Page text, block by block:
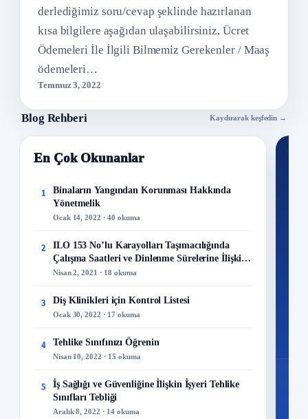
derlediğimiz soru/cevap şeklinde hazırlanan
kısa bilgilere aşağıdan ulaşabilirsiniz. Ücret
Ödemeleri İle İlgili Bilmemiz Gerekenler / Maaş
ödemeleri…
Temmuz 3, 2022
Blog Rehberi Kaydırarak keşfedin →
En Çok Okunanlar
1
Binaların Yangından Korunması Hakkında
Yönetmelik
Ocak 14, 2022 · 40 okuma
2
ILO 153 No’lu Karayolları Taşımacılığında
Çalışma Saatleri ve Dinlenme Sürelerine İlişkin
Sözleşme
Nisan 2, 2021 · 18 okuma
3 Diş Klinikleri için Kontrol Listesi
Ocak 30, 2022 · 17 okuma
4 Tehlike Sınıfınızı Öğrenin
Nisan 10, 2022 · 15 okuma
5
İş Sağlığı ve Güvenliğine İlişkin İşyeri Tehlike
Sınıfları Tebliği
Aralık 8, 2022 · 14 okuma